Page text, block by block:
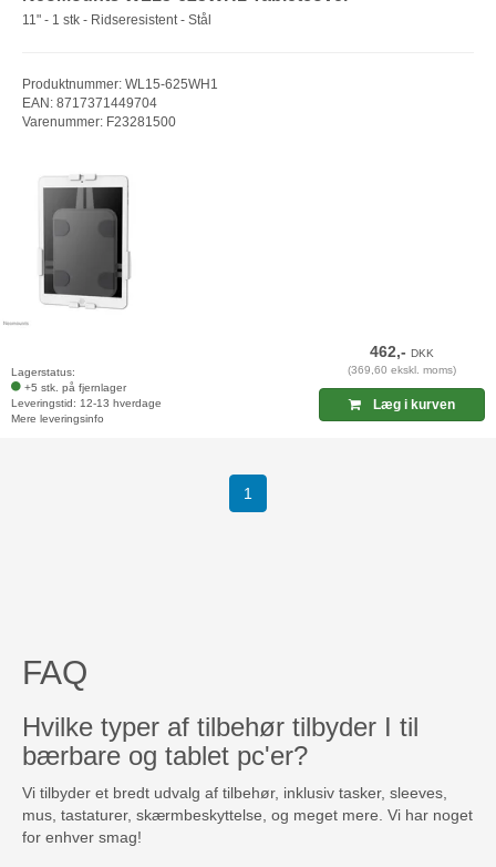
11" - 1 stk - Ridseresistent - Stål
Produktnummer: WL15-625WH1
EAN: 8717371449704
Varenummer: F23281500
Lagerstatus:
+5 stk. på fjernlager
Leveringstid: 12-13 hverdage
Mere leveringsinfo
462,-DKK
(369,60 ekskl. moms)
Læg i kurven
1
FAQ
Hvilke typer af tilbehør tilbyder I til
bærbare og tablet pc'er?
Vi tilbyder et bredt udvalg af tilbehør, inklusiv tasker, sleeves,
mus, tastaturer, skærmbeskyttelse, og meget mere. Vi har noget
for enhver smag!